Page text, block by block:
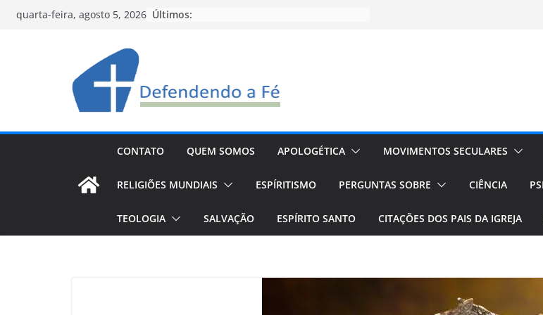
Pularquarta-feira, agosto 5, 2026 Últimos:
CONTATO QUEM SOMOS APOLOGÉTICA MOVIMENTOS SECULARES
RELIGIÕES MUNDIAIS ESPÍRITISMO PERGUNTAS SOBRE CIÊNCIA
TEOLOGIA SALVAÇÃO ESPÍRITO SANTO CITAÇÕES DOS PAIS DA IGREJA